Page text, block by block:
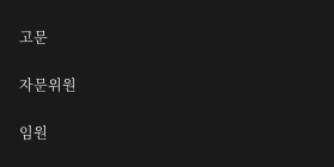
고문
자문위원
임원